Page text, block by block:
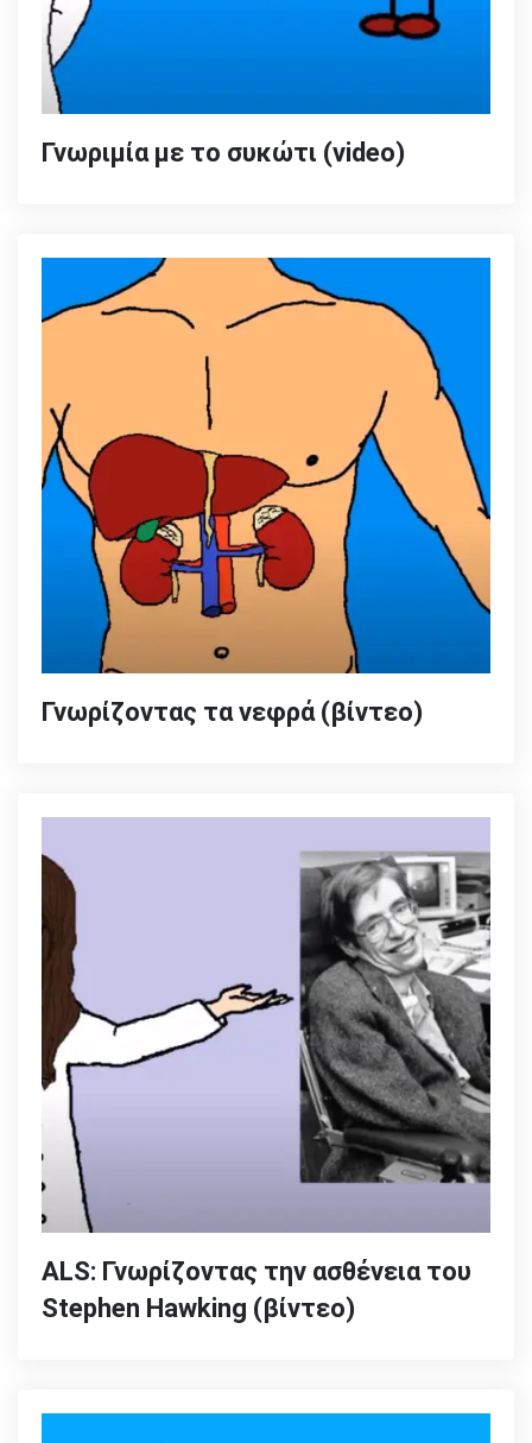
Γνωριμία με το συκώτι (video)
Γνωρίζοντας τα νεφρά (βίντεο)
ALS: Γνωρίζοντας την ασθένεια του
Stephen Hawking (βίντεο)